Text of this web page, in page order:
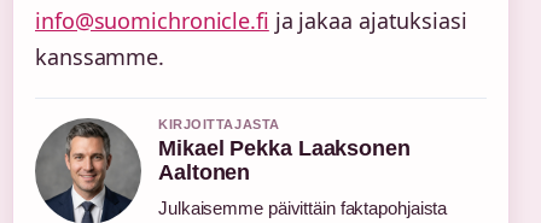
info@suomichronicle.fi ja jakaa ajatuksiasi
kanssamme.
KIRJOITTAJASTA
Mikael Pekka Laaksonen
Aaltonen
Julkaisemme päivittäin faktapohjaista